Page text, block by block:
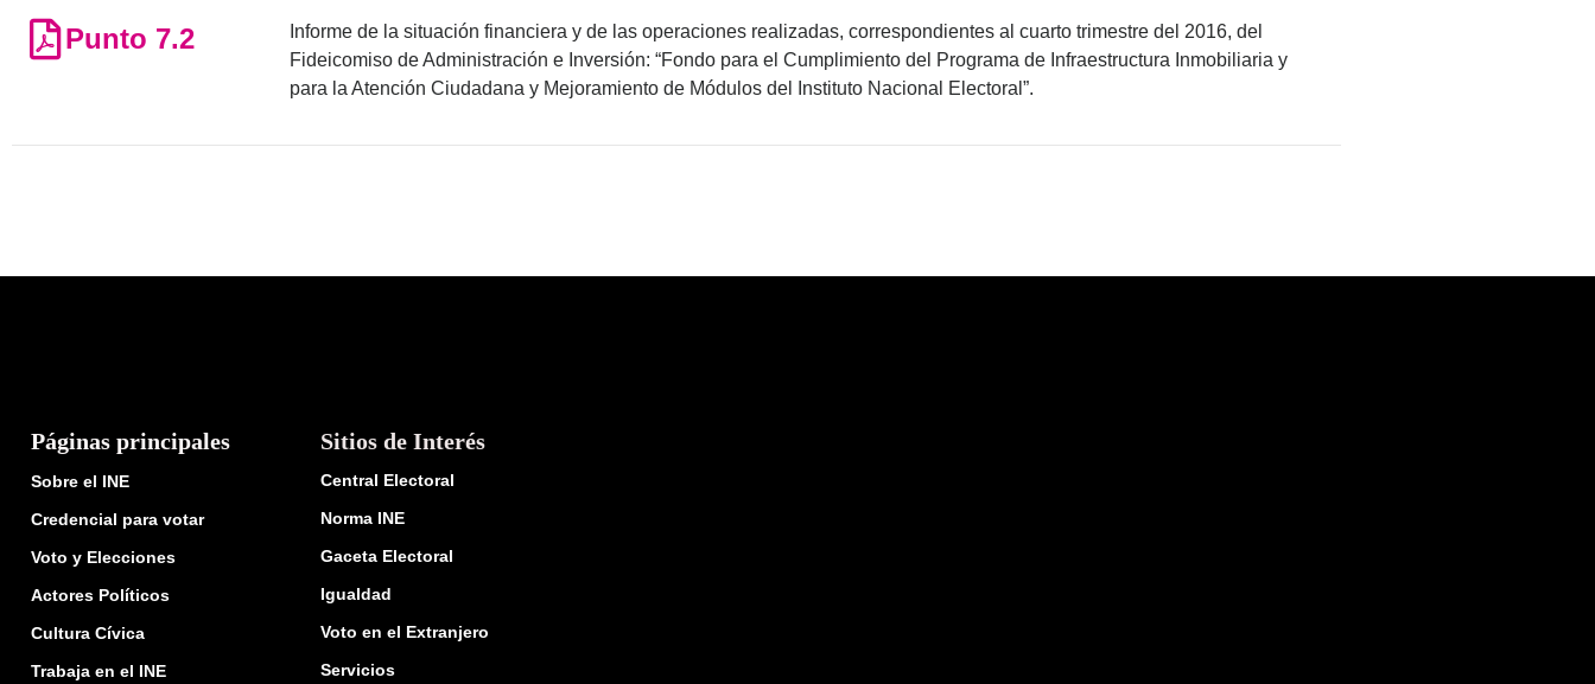
Punto 7.2
Informe de la situación financiera y de las operaciones realizadas, correspondientes al cuarto trimestre del 2016, del
Fideicomiso de Administración e Inversión: “Fondo para el Cumplimiento del Programa de Infraestructura Inmobiliaria y
para la Atención Ciudadana y Mejoramiento de Módulos del Instituto Nacional Electoral”.
Páginas principales
Sobre el INE
Credencial para votar
Voto y Elecciones
Actores Políticos
Cultura Cívica
Trabaja en el INE
Sitios de Interés
Central Electoral
Norma INE
Gaceta Electoral
Igualdad
Voto en el Extranjero
Servicios